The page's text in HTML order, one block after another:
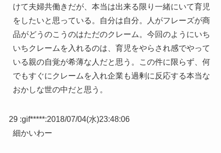
けて夫婦共働きだが、本当は出来る限り一緒にいて育児
をしたいと思っている。自分は自分。人がフレーズが商
品がどうのこうのはただのクレーム。今回のようにいち
いちクレームを入れるのは、育児をやらされ感でやって
いる親の自覚が希薄な人だと思う。この件に限らず、何
でもすぐにクレームを入れ企業も過剰に反応する本当な
おかしな世の中だと思う。
29 :gif*****:2018/07/04(水)23:48:06
細かいわー